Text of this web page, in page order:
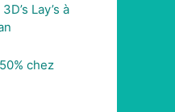
Lay’s à
chez